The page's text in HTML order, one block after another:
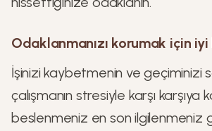
Odaklanmanızı korumak için iyi
İşinizi kaybetmenin ve geçiminizi
çalışmanın stresiyle karşı karşıya
beslenmeniz en son ilgilenmeniz